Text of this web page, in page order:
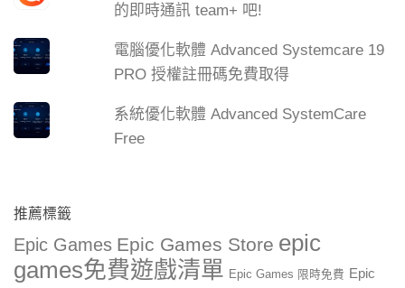
的即時通訊 team+ 吧!
電腦優化軟體 Advanced Systemcare 19
PRO 授權註冊碼免費取得
系統優化軟體 Advanced SystemCare
Free
推薦標籤
Epic Games Epic Games Store epic
games免費遊戲清單 Epic Games 限時免費 Epic